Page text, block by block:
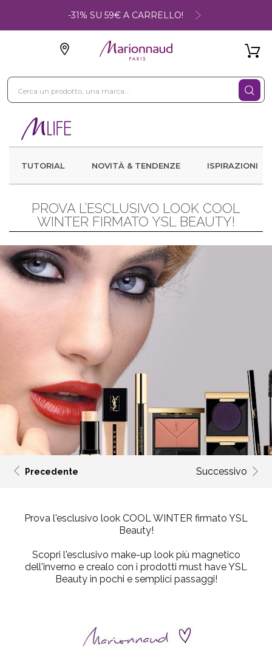
-31% SU 59€ A CARRELLO!
TUTORIAL NOVITÀ & TENDENZE ISPIRAZIONI
PROVA L’ESCLUSIVO LOOK COOL
WINTER FIRMATO YSL BEAUTY!
Precedente Successivo
Prova l'esclusivo look COOL WINTER firmato YSL
Beauty!
Scopri l'esclusivo make-up lookpiù magnetico
dell'inverno e crealo con i prodotti must have YSL
Beauty in pochi e semplici passaggi!